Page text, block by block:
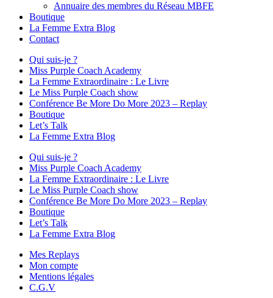
Annuaire des membres du Réseau MBFE
Boutique
La Femme Extra Blog
Contact
Qui suis-je ?
Miss Purple Coach Academy
La Femme Extraordinaire : Le Livre
Le Miss Purple Coach show
Conférence Be More Do More 2023 – Replay
Boutique
Let’s Talk
La Femme Extra Blog
Qui suis-je ?
Miss Purple Coach Academy
La Femme Extraordinaire : Le Livre
Le Miss Purple Coach show
Conférence Be More Do More 2023 – Replay
Boutique
Let’s Talk
La Femme Extra Blog
Mes Replays
Mon compte
Mentions légales
C.G.V